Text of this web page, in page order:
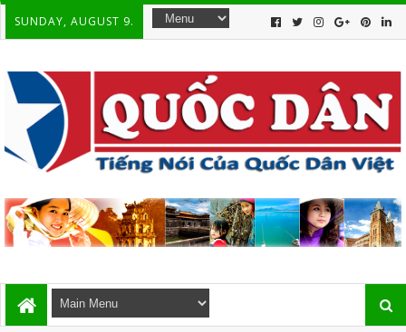
SUNDAY, AUGUST 9.